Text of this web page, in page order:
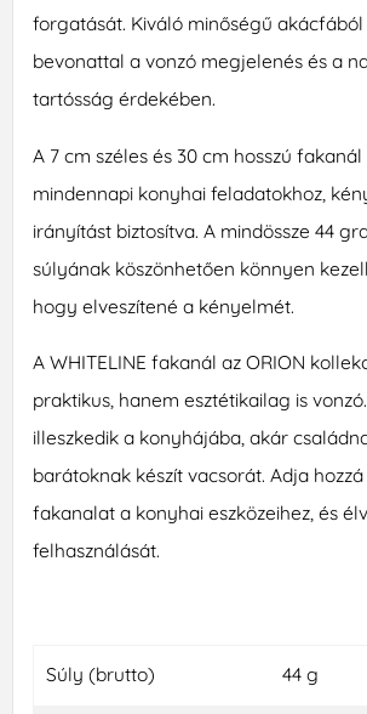
forgatását. Kiváló minőségű akácfából
bevonattal a vonzó megjelenés és a
tartósság érdekében.
A 7 cm széles és 30 cm hosszú fakanál
mindennapi konyhai feladatokhoz,
irányítást biztosítva. A mindössze 44
súlyának köszönhetően könnyen
hogy elveszítené a kényelmét.
A WHITELINE fakanál az ORION
praktikus, hanem esztétikailag is
illeszkedik a konyhájába, akár
barátoknak készít vacsorát. Adja
fakanalat a konyhai eszközeihez, és
felhasználását.
Súly (brutto) 44 g